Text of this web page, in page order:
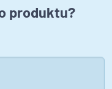
produktu?